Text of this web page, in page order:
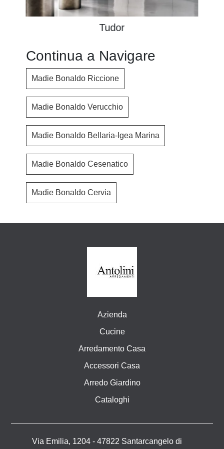
Tudor
Continua a Navigare
Madie Bonaldo Riccione
Madie Bonaldo Verucchio
Madie Bonaldo Bellaria-Igea Marina
Madie Bonaldo Cesenatico
Madie Bonaldo Cervia
Azienda
Cucine
Arredamento Casa
Accessori Casa
Arredo Giardino
Cataloghi
Via Emilia, 1204 - 47822 Santarcangelo di